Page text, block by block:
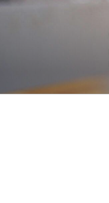
Saltar